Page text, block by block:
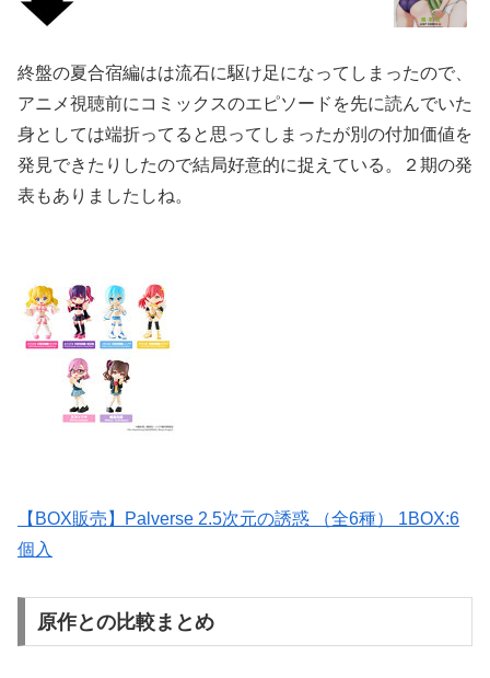
終盤の夏合宿編はは流石に駆け足になってしまったので、
アニメ視聴前にコミックスのエピソードを先に読んでいた
身としては端折ってると思ってしまったが別の付加価値を
発見できたりしたので結局好意的に捉えている。２期の発
表もありましたしね。
【BOX販売】Palverse 2.5次元の誘惑 （全6種） 1BOX:6
個入
原作との比較まとめ